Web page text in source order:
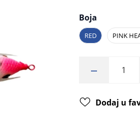
Boja
RED PINK
Dodaj u